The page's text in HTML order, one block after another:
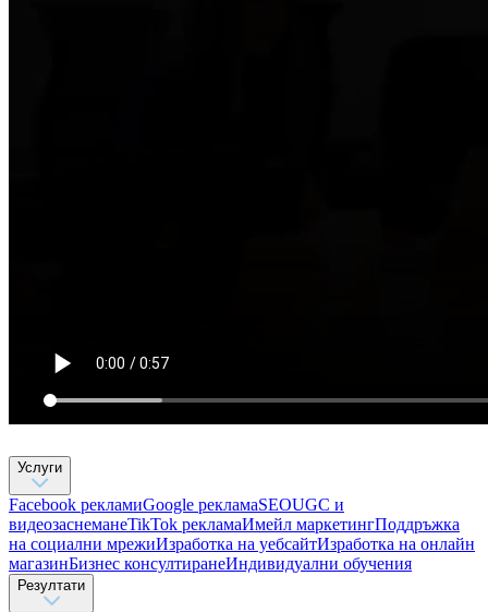
Услуги
Facebook рекламиGoogle рекламаSEOUGC и
видеозаснеманеTikTok рекламaИмейл маркетингПоддръжка
на социални мрежиИзработка на уебсайтИзработка на онлайн
магазинБизнес консултиране​Индивидуални обучения
Резултати